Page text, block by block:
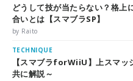
どうして技が当たらない？格上
合いとは【スマブラSP】
by Raito
TECHNIQUE
【スマブラforWiiU】上スマッ
共に解説～